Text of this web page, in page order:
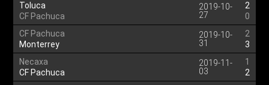
Toluca
CF Pachuca
2019-10-
27
2
0
CF Pachuca
Monterrey
2019-10-
31
2
3
Necaxa
CF Pachuca
2019-11-
03
1
2